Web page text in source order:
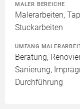
MALER BEREICHE
Malerarbeiten,
Stuckarbeiten
UMFANG
Beratung,
Sanierung,
Durchführung